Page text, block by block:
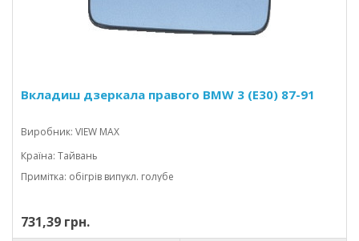
Вкладиш дзеркала правого BMW 3 (E30) 87-91
Виробник: VIEW MAX
Країна: Тайвань
Примітка: обігрів випукл. голубе
731,39 грн.